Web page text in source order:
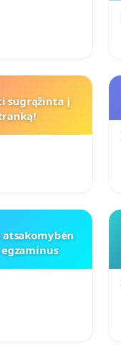
sugrąžinta į
atsakomybėn